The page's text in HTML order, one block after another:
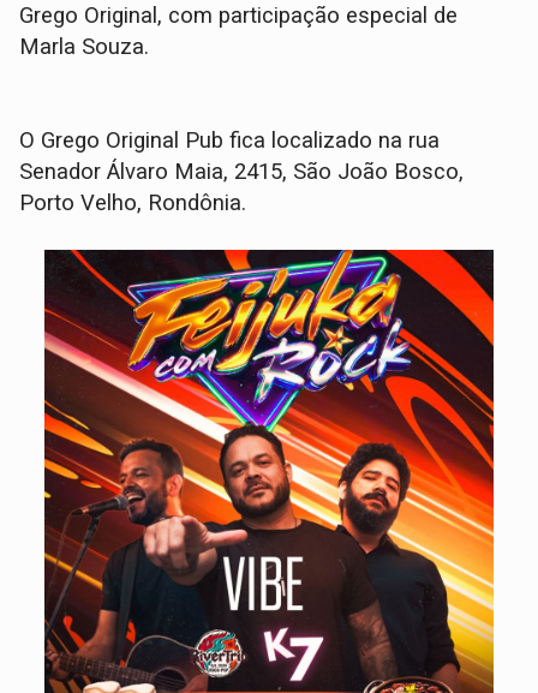
Grego Original, com participação especial de
Marla Souza.
O Grego Original Pub fica localizado na rua
Senador Álvaro Maia, 2415, São João Bosco,
Porto Velho, Rondônia.